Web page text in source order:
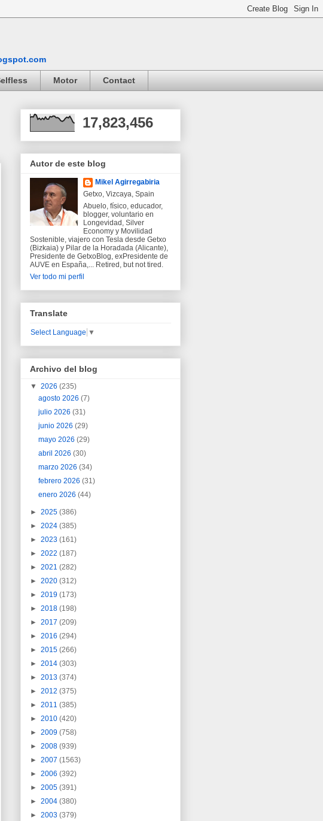
Motor Contact
17,823,456
Autor de este blog
Mikel Agirregabiria
Getxo, Vizcaya, Spain
Abuelo, físico, educador,
blogger, voluntario en
Longevidad, Silver
Economy y Movilidad
Sostenible, viajero con Tesla desde Getxo
(Bizkaia) y Pilar de la Horadada (Alicante),
Presidente de GetxoBlog, exPresidente de
AUVE en España,... Retired, but not tired.
Ver todo mi perfil
Translate
Select Language ▼
Archivo del blog
▼ 2026 (235)
agosto 2026(7)
julio 2026(31)
junio 2026(29)
mayo 2026(29)
abril 2026(30)
marzo 2026(34)
febrero 2026(31)
enero 2026(44)
► 2025 (386)
► 2024 (385)
► 2023 (161)
► 2022 (187)
► 2021 (282)
► 2020 (312)
► 2019 (173)
► 2018 (198)
► 2017 (209)
► 2016 (294)
► 2015 (266)
► 2014 (303)
► 2013 (374)
► 2012 (375)
► 2011 (385)
► 2010 (420)
► 2009 (758)
► 2008 (939)
► 2007 (1563)
► 2006 (392)
► 2005 (391)
► 2004 (380)
► 2003 (379)